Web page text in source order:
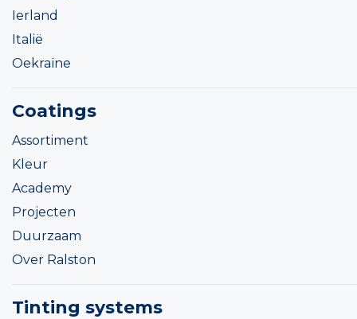
Ierland
Italië
Oekraïne
Coatings
Assortiment
Kleur
Academy
Projecten
Duurzaam
Over Ralston
Tinting systems